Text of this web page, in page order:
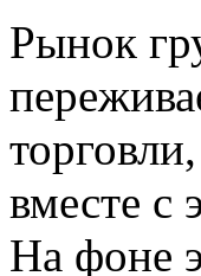
Рынок
вместе с
На фоне